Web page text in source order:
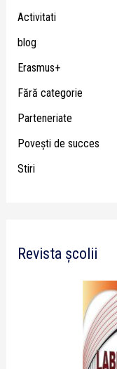
Activitati
blog
Erasmus+
Fără categorie
Parteneriate
Poveşti de succes
Stiri
Revista școlii